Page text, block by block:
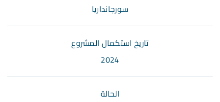
سورجانداريا
تاريخ استكمال المشروع
2024
الحالة